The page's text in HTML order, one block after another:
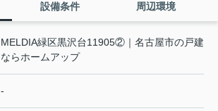
設備条件 周辺環境
MELDIA緑区黒沢台11905②｜名古屋市の戸建
ならホームアップ
-